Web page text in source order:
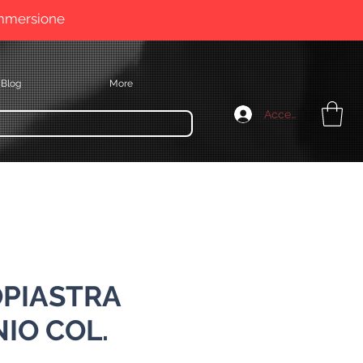
Blog More
Accedi
COL.